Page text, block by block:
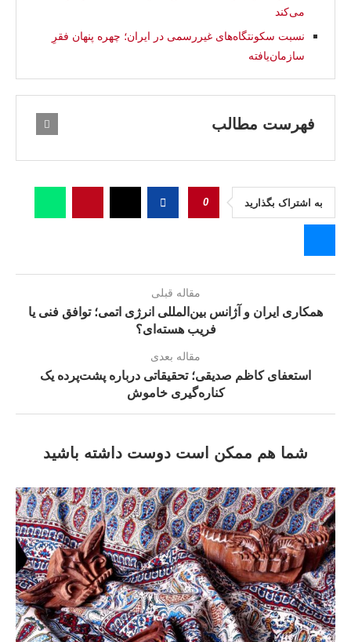
می‌کند
نسبت سکونتگاه‌های غیررسمی در ایران؛ چهره پنهان فقرِ
سازمان‌یافته
فهرست مطالب
به اشتراک بگذارید 0
مقاله قبلی
همکاری ایران و آژانس بین‌المللی انرژی اتمی؛ توافق فنی یا
فریب هسته‌ای؟
مقاله بعدی
استعفای کاظم صدیقی؛ تحقیقاتی درباره پشت‌پرده یک
کناره‌گیری خاموش
شما هم ممکن است دوست داشته باشید